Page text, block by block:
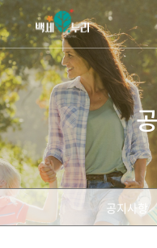
주메뉴 바로가기
컨텐츠 바로가기
공지사항